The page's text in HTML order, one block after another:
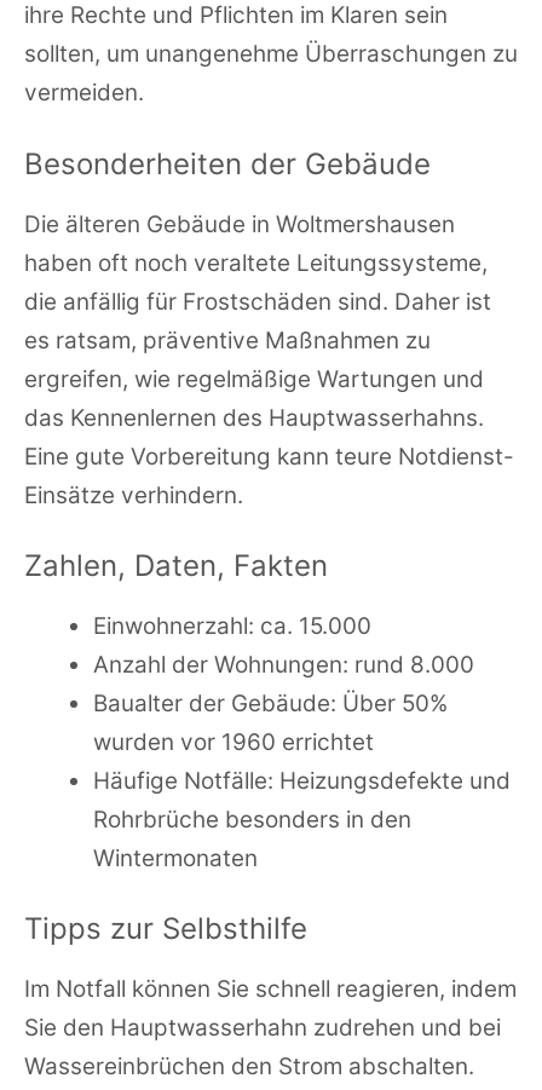
ihre Rechte und Pflichten im Klaren sein
sollten, um unangenehme Überraschungen zu
vermeiden.
Besonderheiten der Gebäude
Die älteren Gebäude in Woltmershausen
haben oft noch veraltete Leitungssysteme,
die anfällig für Frostschäden sind. Daher ist
es ratsam, präventive Maßnahmen zu
ergreifen, wie regelmäßige Wartungen und
das Kennenlernen des Hauptwasserhahns.
Eine gute Vorbereitung kann teure Notdienst-
Einsätze verhindern.
Zahlen, Daten, Fakten
Einwohnerzahl: ca. 15.000
Anzahl der Wohnungen: rund 8.000
Baualter der Gebäude: Über 50%
wurden vor 1960 errichtet
Häufige Notfälle: Heizungsdefekte und
Rohrbrüche besonders in den
Wintermonaten
Tipps zur Selbsthilfe
Im Notfall können Sie schnell reagieren, indem
Sie den Hauptwasserhahn zudrehen und bei
Wassereinbrüchen den Strom abschalten.